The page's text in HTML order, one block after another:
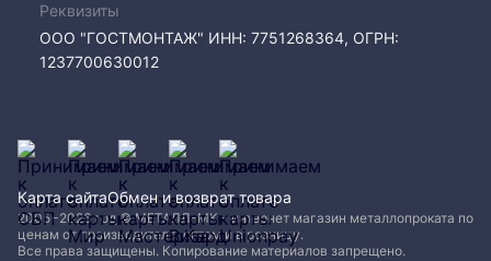
Реквизиты
ООО "ГОСТМОНТАЖ" ИНН: 7751268364, ОГРН:
1237700630012
2005−2026 год © МЕТАЛЛ-МК - интернет магазин металлопроката по
ценам от производителя, оптом и в розницу.
Все права защищены. Копирование материалов запрещено.
Карта сайтаОбмен и возврат товара